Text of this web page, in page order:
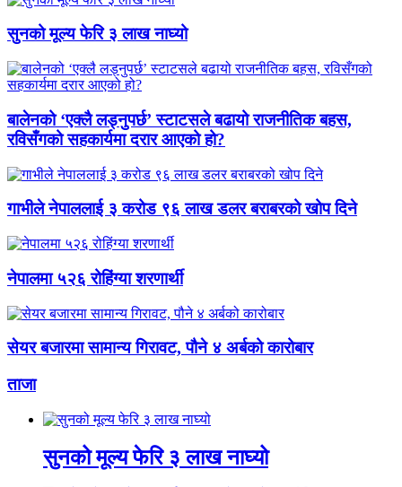
सुनको मूल्य फेरि ३ लाख नाघ्यो
बालेनको ‘एक्लै लड्नुपर्छ’ स्टाटसले बढायो राजनीतिक बहस,
रविसँगको सहकार्यमा दरार आएको हो?
गाभीले नेपाललाई ३ करोड ९६ लाख डलर बराबरको खोप दिने
नेपालमा ५२६ रोहिंग्या शरणार्थी
सेयर बजारमा सामान्य गिरावट, पौने ४ अर्बको कारोबार
ताजा
सुनको मूल्य फेरि ३ लाख नाघ्यो